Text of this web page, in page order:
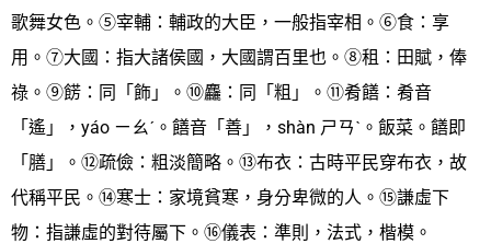
歌舞女色。⑤宰輔：輔政的大臣，一般指宰相。⑥食：享
用。⑦大國：指大諸侯國，大國謂百里也。⑧租：田賦，俸
祿。⑨餝：同「飾」。⑩麤：同「粗」。⑪肴饍：肴音
「遙」，yáo ㄧㄠˊ。饍音「善」，shàn ㄕㄢˋ。飯菜。饍即
「膳」。⑫疏儉：粗淡簡略。⑬布衣：古時平民穿布衣，故
代稱平民。⑭寒士：家境貧寒，身分卑微的人。⑮謙虛下
物：指謙虛的對待屬下。⑯儀表：準則，法式，楷模。